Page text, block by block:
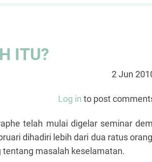
ITU?
2 Jun
Log in to post
telah mulai digelar seminar
dihadiri lebih dari dua ratus
masalah keselamatan.